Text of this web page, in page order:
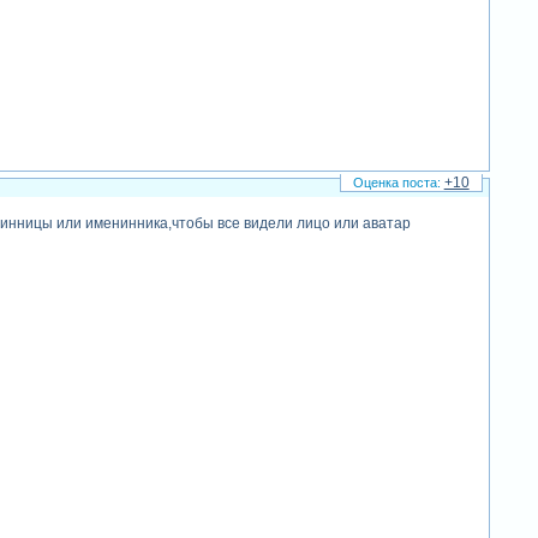
или именинника,чтобы все видели лицо или аватар
+10